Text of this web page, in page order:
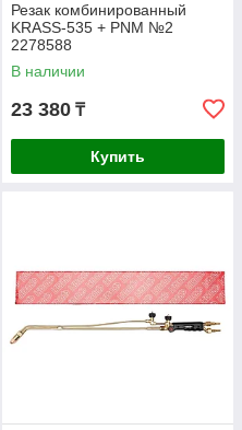
Резак комбинированный
KRASS-535 + PNM №2
2278588
В наличии
23 380 ₸
Купить